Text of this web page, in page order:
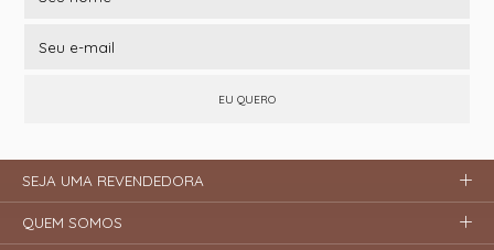
EU QUERO
SEJA UMA REVENDEDORA
QUEM SOMOS